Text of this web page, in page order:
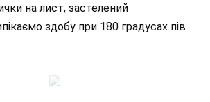
на лист, застелений
здобу при 180 градусах пів